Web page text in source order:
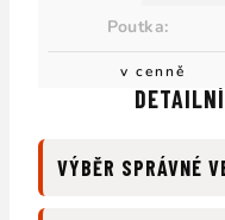
VÝBĚR SPRÁVNÉ
Poutka:
v cenně